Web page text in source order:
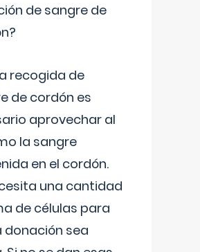
de sangre de
recogida de
de cordón es
aprovechar al
la sangre
en el cordón.
una cantidad
de células para
donación sea